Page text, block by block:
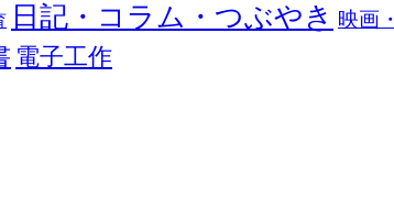
日記・コラム・つぶやき 映画
電子工作